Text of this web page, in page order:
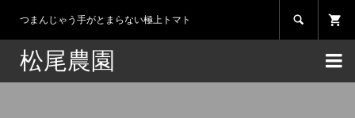
つまんじゃう手がとまらない極上トマト 
松尾農園 